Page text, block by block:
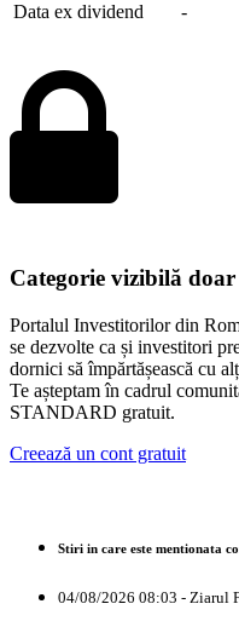
Data ex dividend -
Categorie vizibilă
Portalul Investitorilor din
se dezvolte ca și investitori
dornici să împărtășească cu
Te așteptam în cadrul
STANDARD gratuit.
Creează un cont gratuit
Stiri in care este mentionata
04/08/2026 08:03 - Ziarul